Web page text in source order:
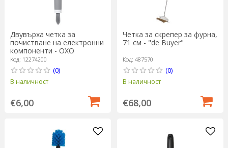
Двувърха четка за
почистване на електронни
компоненти - OXO
Код: 12274200
(0)
В наличност
€6,00
Четка за скрепер за фурна,
71 см - "de Buyer"
Код: 487570
(0)
В наличност
€68,00